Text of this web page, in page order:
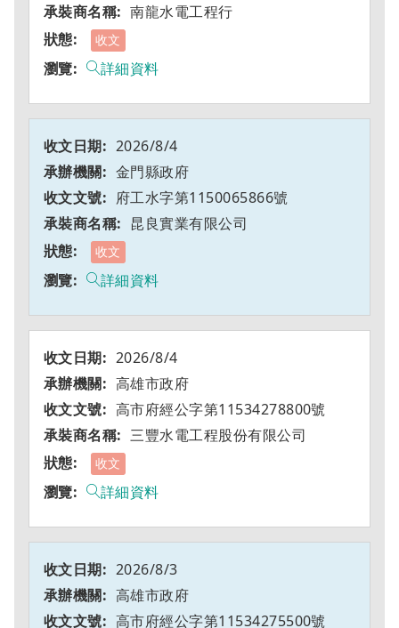
南龍水電工程行
收文
詳細資料
2026/8/4
金門縣政府
府工水字第1150065866號
昆良實業有限公司
收文
詳細資料
2026/8/4
高雄市政府
高市府經公字第11534278800號
三豐水電工程股份有限公司
收文
詳細資料
2026/8/3
高雄市政府
高市府經公字第11534275500號